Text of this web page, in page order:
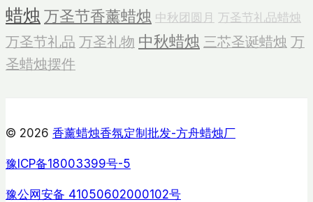
蜡烛 万圣节香薰蜡烛 中秋团圆月 万圣节礼品蜡烛
万圣节礼品 万圣礼物 中秋蜡烛 三芯圣诞蜡烛 万
圣蜡烛摆件
© 2026 香薰蜡烛香氛定制批发-方舟蜡烛厂
豫ICP备18003399号-5
豫公网安备 41050602000102号